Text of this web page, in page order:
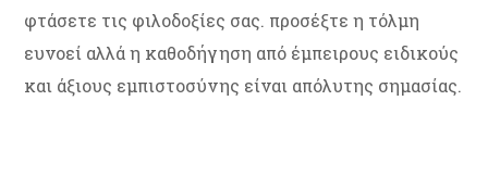
φτάσετε τις φιλοδοξίες σας. προσέξτε η τόλμη
ευνοεί αλλά η καθοδήγηση από έμπειρους ειδικούς
και άξιους εμπιστοσύνης είναι απόλυτης σημασίας.